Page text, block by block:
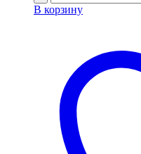
В корзину